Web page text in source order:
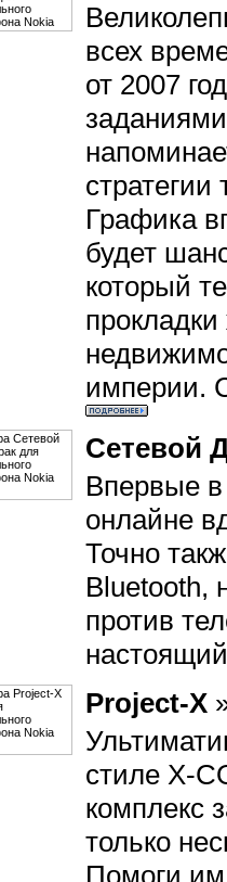
всех
от 2007
Графика
будет
который
прокладки
империи.
Сетевой
Впервые
онлайне
Точно
Bluetooth,
против
Project-X
стиле X-
комплекс
только
Помоги